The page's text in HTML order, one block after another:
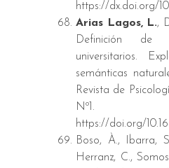
https://dx.doi.org/
Arias Lagos, L.,
Definición de
universitarios.
semánticas
Revista de
https://doi.org/
Boso, À., Ibarra,
Herranz, C.,